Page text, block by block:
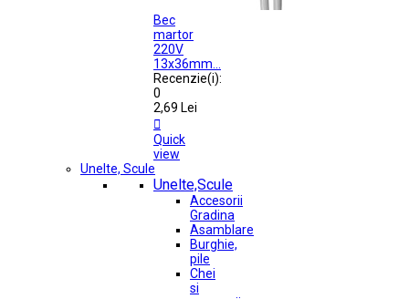
Bec
martor
220V
13x36mm...
Recenzie(i):
0
2,69 Lei

Quick
view
Unelte, Scule
Unelte,Scule
Accesorii
Gradina
Asamblare
Burghie,
pile
Chei
si